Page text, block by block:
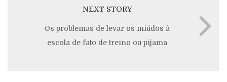
NEXT STORY
Os problemas de levar os miúdos à
escola de fato de treino ou pijama